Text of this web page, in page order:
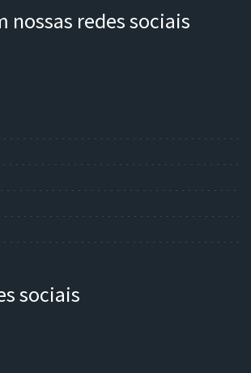
nossas redes sociais
sociais